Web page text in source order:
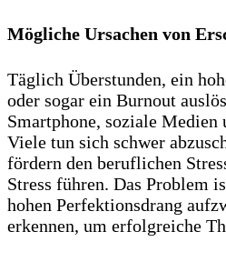
Mögliche Ursachen von
Täglich Überstunden, ein
oder sogar ein Burnout
Smartphone, soziale
Viele tun sich schwer
fördern den beruflichen
Stress führen. Das Problem
hohen Perfektionsdrang
erkennen, um erfolgreiche